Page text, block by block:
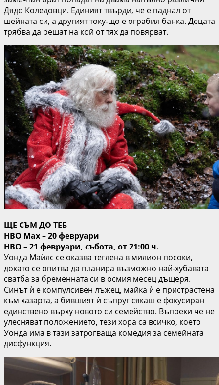
Дядо Коледовци. Единият твърди, че е паднал от
шейната си, а другият току-що е ограбил банка. Децата
трябва да решат на кой от тях да повярват.
ЩЕ СЪМ ДО ТЕБ
HBO Max – 20 февруари
HBO – 21 февруари, събота, от 21:00 ч.
Уонда Майлс се оказва теглена в милион посоки,
докато се опитва да планира възможно най-хубавата
сватба за бременната си в осмия месец дъщеря.
Синът ѝ е компулсивен лъжец, майка ѝ е пристрастена
към хазарта, а бившият ѝ съпруг сякаш е фокусиран
единствено върху новото си семейство. Въпреки че не
улесняват положението, тези хора са всичко, което
Уонда има в тази затрогваща комедия за семейната
дисфункция.